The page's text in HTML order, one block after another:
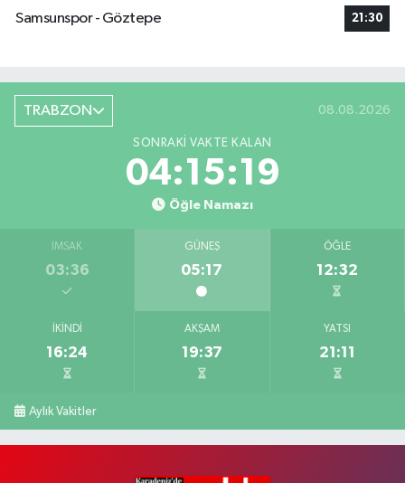
Samsunspor - Göztepe
21:30
TRABZON 08.08.2026
SONRAKI VAKTE KALAN
04:15:18
Öğle Namazı
İMSAK
03:36
GÜNEŞ
05:17
ÖĞLE
12:32
İKINDI
16:24
AKŞAM
19:37
YATSI
21:11
Aylık Vakitler